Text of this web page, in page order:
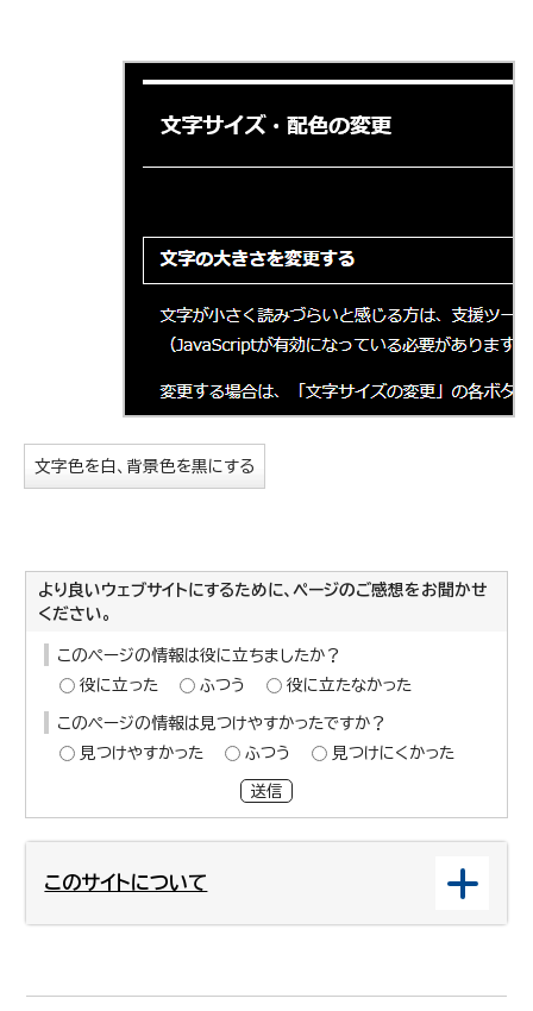
文字色を白、背景色を黒にする
より良いウェブサイトにするために、ページのご感想をお聞かせ
ください。
このページの情報は役に立ちましたか？
役に立った
ふつう 役に立たなかった
このページの情報は見つけやすかったですか？
見つけやすかった
ふつう 見つけにくかった
送信
このサイトについて